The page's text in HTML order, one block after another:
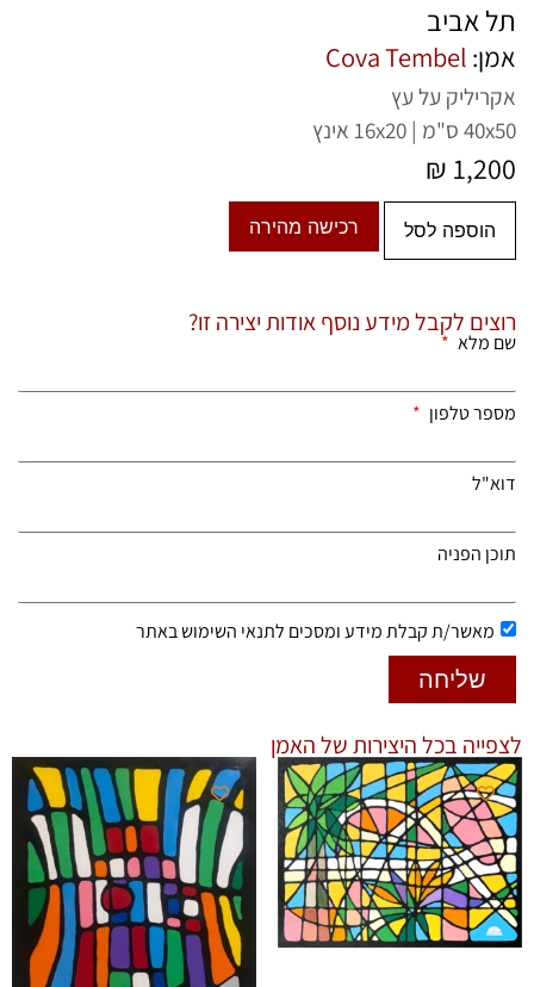
תל אביב
אמן: Cova Tembel
אקריליק על עץ
40x50 ס"מ | 16x20 אינץ
₪ 1,200
הוספה לסל רכישה מהירה
רוצים לקבל מידע נוסף אודות יצירה זו?
שם מלא
מספר טלפון
דוא"ל
תוכן הפניה
מאשר/ת קבלת מידע ומסכים לתנאי השימוש באתר
שליחה
לצפייה בכל היצירות של האמן